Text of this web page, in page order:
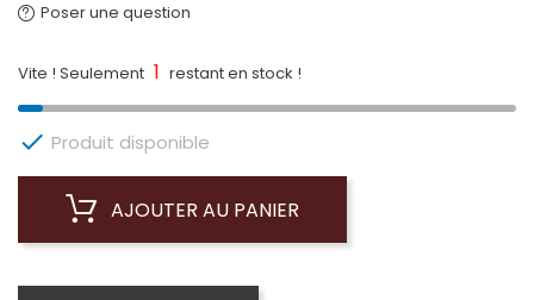
Poser une question
Vite ! Seulement 1 restant en stock !
 Produit disponible
AJOUTER AU PANIER